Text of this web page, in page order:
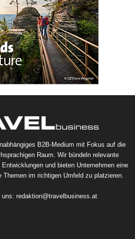
B2B-Medium mit Fokus auf die
Raum. Wir bündeln relevante
und bieten Unternehmen eine
im richtigen Umfeld zu platzieren.
uns: redaktion@travelbusiness.at